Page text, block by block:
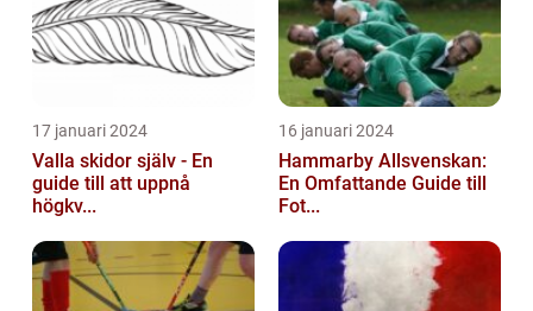
17 januari 2024
Valla skidor själv - En
guide till att uppnå
högkv...
16 januari 2024
Hammarby Allsvenskan:
En Omfattande Guide till
Fot...